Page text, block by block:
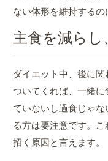
ない体形を維持するの
主食を減らし
ダイエット中、後に
ついてくれば、一緒
ていないし過食じゃ
る方は要注意です。
招く原因と言えます。